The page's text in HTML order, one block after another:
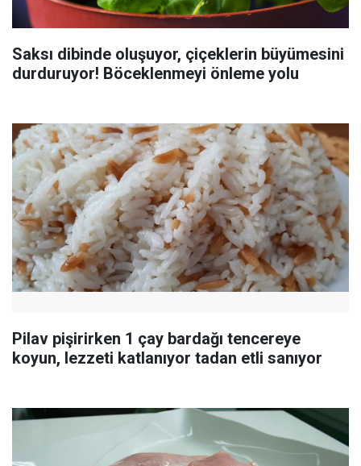
Saksı dibinde oluşuyor, çiçeklerin büyümesini
durduruyor! Böceklenmeyi önleme yolu
Pilav pişirirken 1 çay bardağı tencereye
koyun, lezzeti katlanıyor tadan etli sanıyor